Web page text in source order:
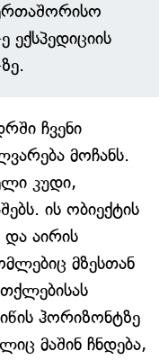
ექსპედიციის
ჩვენი
მოჩანს.
კუდი,
ის ობიექტის
აირის
მზესთან
ჰორიზონტზე
მაშინ ჩნდება,